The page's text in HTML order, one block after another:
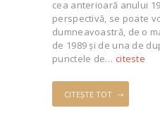
cea anterioară anului
perspectivă, se poate
dumneavoastră, de o
de 1989 şi de una de
punctele de… citeste
CITEȘTE TOT